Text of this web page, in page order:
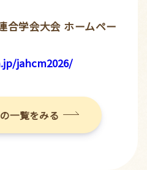
合学会大会 ホームペー
jahcm2026/
一覧をみる